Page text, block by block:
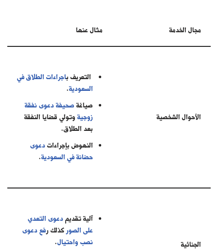
مجال الخدمة مثال عنها
الأحوال الشخصية
التعريف باجراءات الطلاق في
السعودية.
صياغةصحيفة دعوى نفقة
زوجيةوتولي قضايا النفقة
بعد الطلاق.
النهوض بإجراءاتدعوى
حضانة في السعودية.
الجنائية
آلية تقديمدعوى التعدي
على الصوركذلك رفع دعوى
نصب واحتيال.